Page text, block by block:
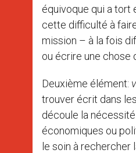
équivoque qui a tort
cette difficulté à
mission – à la fois
ou écrire une chose
Deuxième élément:
trouver écrit dans
découle la
économiques ou
le soin à rechercher